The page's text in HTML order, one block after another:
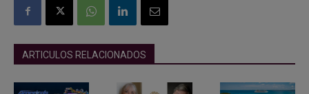
ARTICULOS RELACIONADOS